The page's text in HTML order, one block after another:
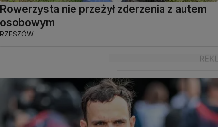
Rowerzysta nie przeżył zderzenia z autem
osobowym
RZESZÓW